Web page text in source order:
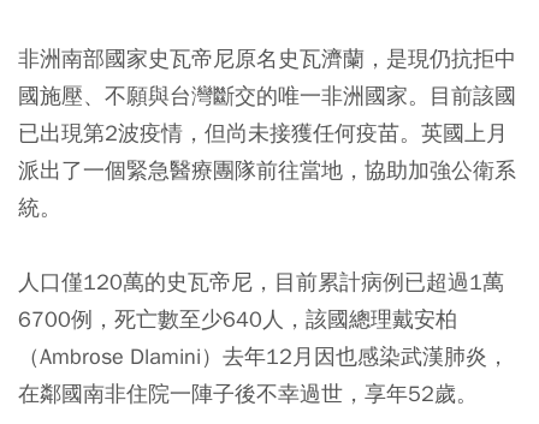
非洲南部國家史瓦帝尼原名史瓦濟蘭，是現仍抗拒中
國施壓、不願與台灣斷交的唯一非洲國家。目前該國
已出現第2波疫情，但尚未接獲任何疫苗。英國上月
派出了一個緊急醫療團隊前往當地，協助加強公衛系
統。
人口僅120萬的史瓦帝尼，目前累計病例已超過1萬
6700例，死亡數至少640人，該國總理戴安柏
（Ambrose Dlamini）去年12月因也感染武漢肺炎，
在鄰國南非住院一陣子後不幸過世，享年52歲。